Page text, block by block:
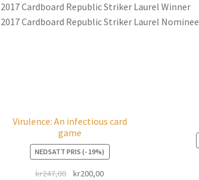
2017 Cardboard Republic Striker Laurel Winner
2017 Cardboard Republic Striker Laurel Nominee
Virulence: An infectious card
game
NEDSATT PRIS (- 19%)
kr247,00 kr200,00